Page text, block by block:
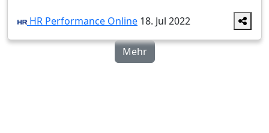
HR Performance Online 18. Jul 2022
Mehr